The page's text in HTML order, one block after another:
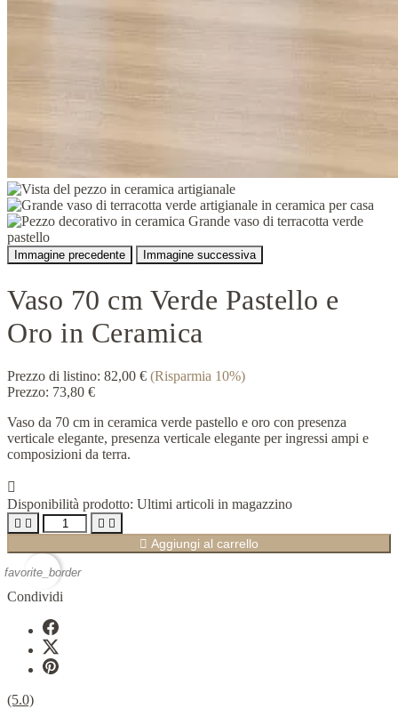
Immagine precedente Immagine successiva
Vaso 70 cm Verde Pastello e
Oro in Ceramica
Prezzo di listino: 82,00 € (Risparmia 10%)
Prezzo: 73,80 €
Vaso da 70 cm in ceramica verde pastello e oro con presenza
verticale elegante, presenza verticale elegante per ingressi ampi e
composizioni da terra.

Disponibilità prodotto: Ultimi articoli in magazzino
   
 Aggiungi al carrello
favorite_border
Condividi
(5.0)